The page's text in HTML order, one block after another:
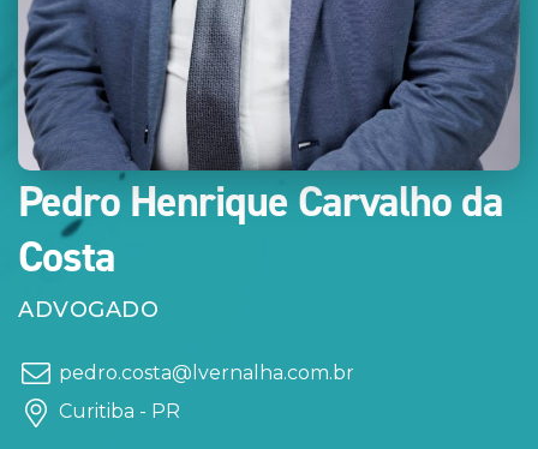
Pedro Henrique Carvalho da
Costa
ADVOGADO
pedro.costa@lvernalha.com.br
Curitiba - PR